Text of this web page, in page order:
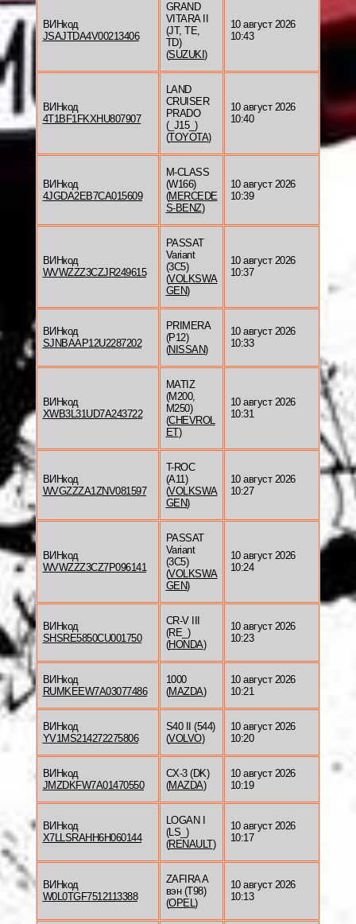
ВИНкод
JSAJTDA4V00213406
GRAND
VITARA II
(JT, TE,
TD)
(SUZUKI )
10 август 2026
10:43
ВИНкод
4T1BF1FKXHU807907
LAND
CRUISER
PRADO
(_J15_)
(TOYOTA)
10 август 2026
10:40
ВИНкод
4JGDA2EB7CA015609
M-CLASS
(W166)
(MERCEDE
S-BENZ)
10 август 2026
10:39
ВИНкод
WVWZZZ3CZJR249615
PASSAT
Variant
(3C5)
(VOLKSWA
GEN)
10 август 2026
10:37
ВИНкод
SJNBAAP12U2287202
PRIMERA
(P12)
(NISSAN)
10 август 2026
10:33
ВИНкод
XWB3L31UD7A243722
MATIZ
(M200,
M250)
(CHEVROL
ET)
10 август 2026
10:31
ВИНкод
WVGZZZA1ZNV081597
T-ROC
(A11)
(VOLKSWA
GEN)
10 август 2026
10:27
ВИНкод
WVWZZZ3CZ7P096141
PASSAT
Variant
(3C5)
(VOLKSWA
GEN)
10 август 2026
10:24
ВИНкод
SHSRE5850CU001750
CR-V III
(RE_)
(HONDA)
10 август 2026
10:23
ВИНкод
RUMKEEW7A03077486
1000
(MAZDA)
10 август 2026
10:21
ВИНкод
YV1MS214272275806
S40 II (544)
(VOLVO)
10 август 2026
10:20
ВИНкод
JMZDKFW7A01470550
CX-3 (DK)
(MAZDA)
10 август 2026
10:19
ВИНкод
X7LLSRAHH6H060144
LOGAN I
(LS_)
(RENAULT)
10 август 2026
10:17
ВИНкод
W0L0TGF7512113388
ZAFIRA A
вэн (T98)
(OPEL)
10 август 2026
10:13